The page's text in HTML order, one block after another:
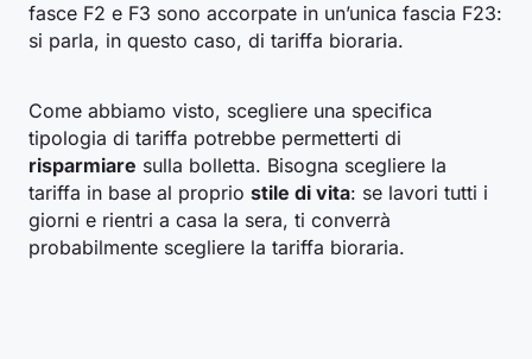
fasce F2 e F3 sono accorpate in un’unica fascia F23:
si parla, in questo caso, di tariffa bioraria.
Come abbiamo visto, scegliere una specifica
tipologia di tariffa potrebbe permetterti di
risparmiare sulla bolletta. Bisogna scegliere la
tariffa in base al proprio stile di vita: se lavori tutti i
giorni e rientri a casa la sera, ti converrà
probabilmente scegliere la tariffa bioraria.